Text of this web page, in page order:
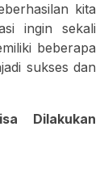
kita
ingin sekali
beberapa
sukses dan
Dilakukan